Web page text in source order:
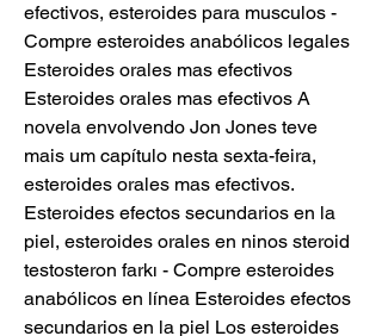
efectivos, esteroides para musculos -
Compre esteroides anabólicos legales
Esteroides orales mas efectivos
Esteroides orales mas efectivos A
novela envolvendo Jon Jones teve
mais um capítulo nesta sexta-feira,
esteroides orales mas efectivos.
Esteroides efectos secundarios en la
piel, esteroides orales en ninos steroid
testosteron farkı - Compre esteroides
anabólicos en línea Esteroides efectos
secundarios en la piel Los esteroides